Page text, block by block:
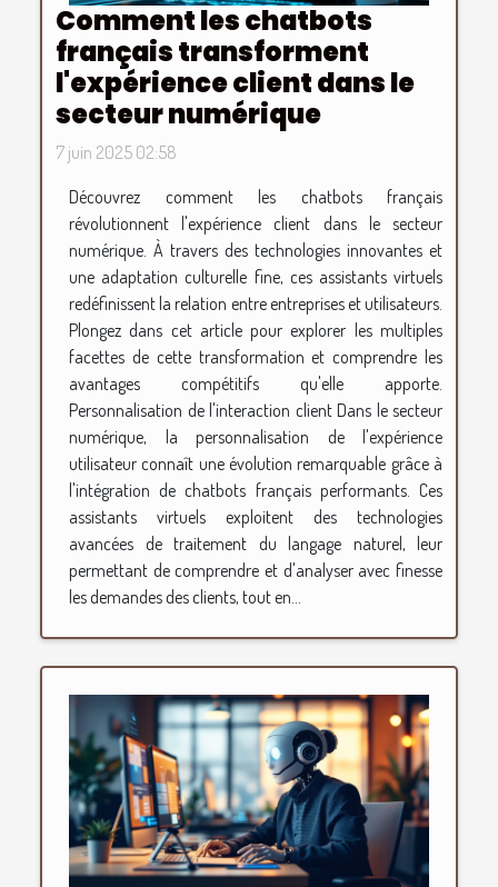
Comment les chatbots
français transforment
l'expérience client dans le
secteur numérique
7 juin 2025 02:58
Découvrez comment les chatbots français
révolutionnent l'expérience client dans le secteur
numérique. À travers des technologies innovantes et
une adaptation culturelle fine, ces assistants virtuels
redéfinissent la relation entre entreprises et utilisateurs.
Plongez dans cet article pour explorer les multiples
facettes de cette transformation et comprendre les
avantages compétitifs qu'elle apporte.
Personnalisation de l'interaction client Dans le secteur
numérique, la personnalisation de l'expérience
utilisateur connaît une évolution remarquable grâce à
l'intégration de chatbots français performants. Ces
assistants virtuels exploitent des technologies
avancées de traitement du langage naturel, leur
permettant de comprendre et d'analyser avec finesse
les demandes des clients, tout en...